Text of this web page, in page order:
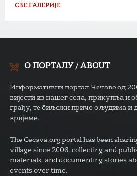
СВЕ ГАЛЕРИЈЕ
О ПОРТАЛУ / ABOUT
Информативни портал Чечаве од
вијести из нашег села, прикупља и
грађу, те биљежи приче о људима и
вријеме.
The Cecava.org portal has been
village since 2006, collecting and
materials, and documenting stories
events over time.